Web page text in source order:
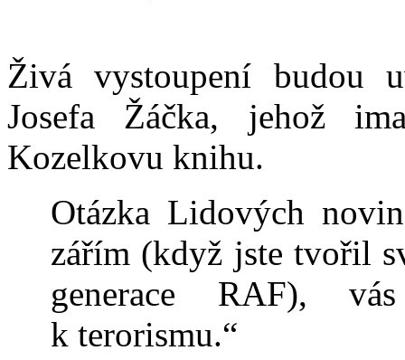
Živá vystoupení budou
Josefa Žáčka, jehož
Kozelkovu knihu.
Otázka Lidových
zářím (když jste tvořil
generace RAF),
k terorismu.“